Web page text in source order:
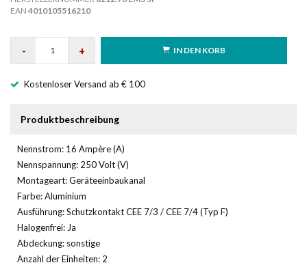
EAN 4010105516210
- + IN DEN KORB
Kostenloser Versand ab € 100
Produktbeschreibung
Nennstrom: 16 Ampère (A)
Nennspannung: 250 Volt (V)
Montageart: Geräteeinbaukanal
Farbe: Aluminium
Ausführung: Schutzkontakt CEE 7/3 / CEE 7/4 (Typ F)
Halogenfrei: Ja
Abdeckung: sonstige
Anzahl der Einheiten: 2